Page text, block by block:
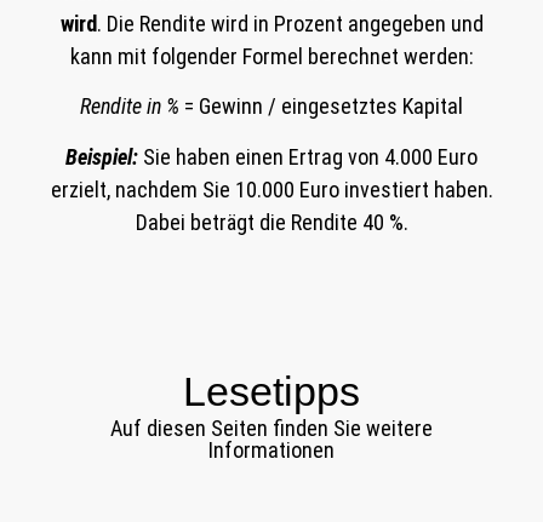
wird. Die Rendite wird in Prozent angegeben und
kann mit folgender Formel berechnet werden:
Rendite in % = Gewinn / eingesetztes Kapital
Beispiel: Sie haben einen Ertrag von 4.000 Euro
erzielt, nachdem Sie 10.000 Euro investiert haben.
Dabei beträgt die Rendite 40 %.
Lesetipps
Auf diesen Seiten finden Sie weitere
Informationen